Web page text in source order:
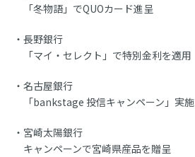
「冬物語」でQUOカード進呈
長野銀行
「マイ・セレクト」で特別金利を適用
名古屋銀行
「bankstage 投信キャンペーン」実施
宮崎太陽銀行
キャンペーンで宮崎県産品を贈呈